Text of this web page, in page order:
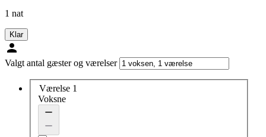
1 nat
Klar
Valgt antal gæster og værelser
Værelse 1
Voksne